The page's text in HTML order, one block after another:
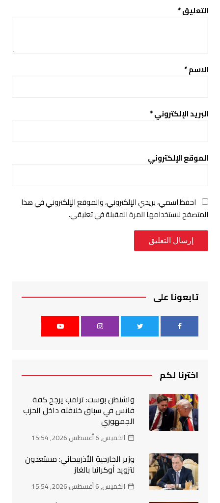
التعليق*
الاسم*
البريد الإلكتروني*
الموقع الإلكتروني
احفظ اسمي، بريدي الإلكتروني، والموقع الإلكتروني في هذا
المتصفح لاستخدامها المرة المقبلة في تعليقي.
تابعونا على
اخترنا لكم
واشنطن بوست: ترامب يرجح كفة
فانس في سباق خلافته داخل الحزب
الجمهوري
الخميس, 6 أغسطس 2026, 15:54
وزير الخارجية الأذربيجاني: مستعدون
لتزويد أوكرانيا بالغاز
الخميس, 6 أغسطس 2026, 15:54